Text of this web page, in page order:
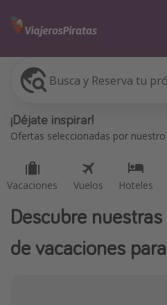
Busca y Reserva tu
¡Déjate inspirar!
Ofertas seleccionadas por
Vacaciones Vuelos Hoteles
Vacaciones
Vuelos
Viajes
Descubre
de vacaciones